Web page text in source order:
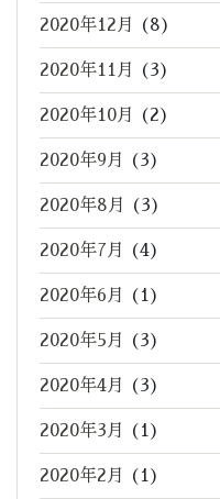
2020年12月 (8)
2020年11月 (3)
2020年10月 (2)
2020年9月 (3)
2020年8月 (3)
2020年7月 (4)
2020年6月 (1)
2020年5月 (3)
2020年4月 (3)
2020年3月 (1)
2020年2月 (1)